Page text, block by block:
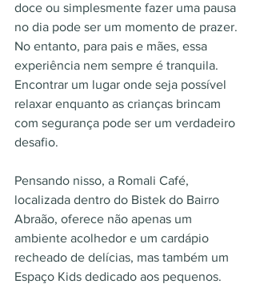
doce ou simplesmente fazer uma pausa
no dia pode ser um momento de prazer.
No entanto, para pais e mães, essa
experiência nem sempre é tranquila.
Encontrar um lugar onde seja possível
relaxar enquanto as crianças brincam
com segurança pode ser um verdadeiro
desafio.
Pensando nisso, a Romali Café,
localizada dentro do Bistek do Bairro
Abraão, oferece não apenas um
ambiente acolhedor e um cardápio
recheado de delícias, mas também um
Espaço Kids dedicado aos pequenos.